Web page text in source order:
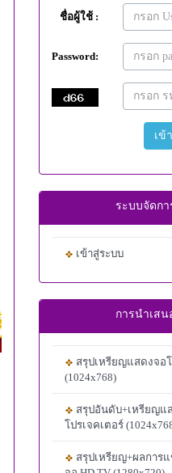
ชื่อผู้ใช้ :
Password:
เข้
ระบบจัดกา
เข้าสู่ระบบ
การนำเสน
สรุปเหรียญแสดงจอ
(1024x768)
สรุปอันดับ+เหรียญแ
โปรเจคเตอร์
สรุปเหรียญ+ผลการ